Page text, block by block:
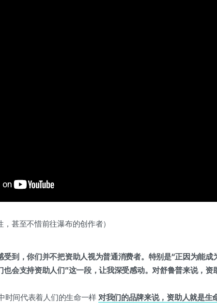
甚至不惜前往瀑布的创作者）
受到，你们并不把资助人视为普通消费者。特别是“正因为能成
也会支持资助人们”这一段，让我深受感动。对舒鲁普来说，资
时间代表着人们的生命一样 对我们的品牌来说，资助人就是生